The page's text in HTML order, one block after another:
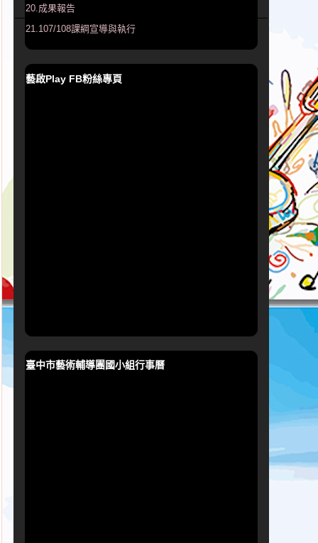
20.成果報告
21.107/108課綱宣導與執行
藝啟Play FB粉絲專頁
臺中市藝術輔導團國小組行事曆